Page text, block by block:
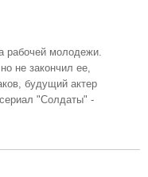
молодежи.
не закончил ее,
будущий актер
"Солдаты" -